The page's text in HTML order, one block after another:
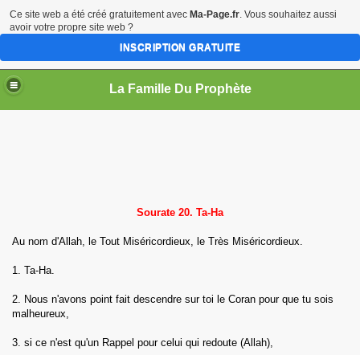
La Famille Du Prophète
Sourate 20. Ta-Ha
Au nom d'Allah, le Tout Miséricordieux, le Très Miséricordieux.
1. Ta-Ha.
2. Nous n'avons point fait descendre sur toi le Coran pour que tu sois
malheureux,
3. si ce n'est qu'un Rappel pour celui qui redoute (Allah),
Ce site web a été créé gratuitement avec Ma-Page.fr. Vous souhaitez aussi
avoir votre propre site web ?
INSCRIPTION GRATUITE